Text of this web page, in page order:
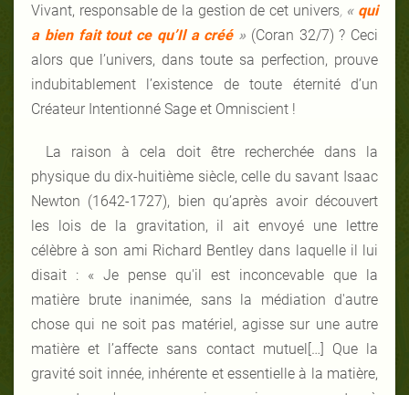
Vivant, responsable de la gestion de cet univers, «qui
a bien fait tout ce qu’Il a créé»(Coran 32/7) ? Ceci
alors que l’univers, dans toute sa perfection, prouve
indubitablement l’existence de toute éternité d’un
Créateur Intentionné Sage et Omniscient !
La raison à cela doit être recherchée dans la
physique du dix-huitième siècle, celle du savant Isaac
Newton (1642-1727), bien qu’après avoir découvert
les lois de la gravitation, il ait envoyé une lettre
célèbre à son ami Richard Bentley dans laquelle il lui
disait : « Je pense qu'il est inconcevable que la
matière brute inanimée, sans la médiation d'autre
chose qui ne soit pas matériel, agisse sur une autre
matière et l’affecte sans contact mutuel[…] Que la
gravité soit innée, inhérente et essentielle à la matière,